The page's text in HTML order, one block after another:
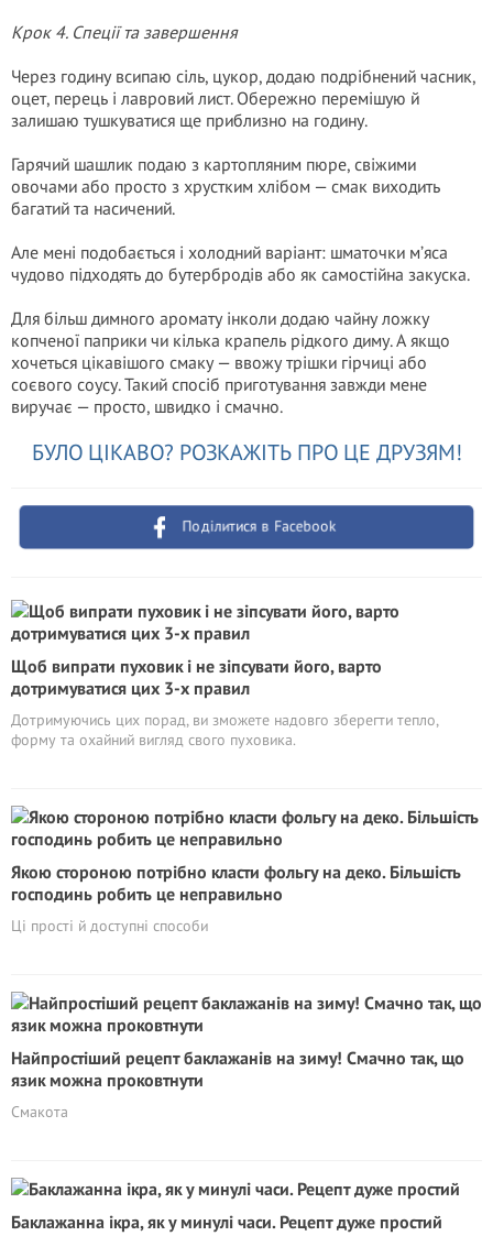
Крок 4. Спеції та завершення
Через годину всипаю сіль, цукор, додаю подрібнений часник,
оцет, перець і лавровий лист. Обережно перемішую й
залишаю тушкуватися ще приблизно на годину.
Гарячий шашлик подаю з картопляним пюре, свіжими
овочами або просто з хрустким хлібом — смак виходить
багатий та насичений.
Але мені подобається і холодний варіант: шматочки м’яса
чудово підходять до бутербродів або як самостійна закуска.
Для більш димного аромату інколи додаю чайну ложку
копченої паприки чи кілька крапель рідкого диму. А якщо
хочеться цікавішого смаку — ввожу трішки гірчиці або
соєвого соусу. Такий спосіб приготування завжди мене
виручає — просто, швидко і смачно.
БУЛО ЦІКАВО? РОЗКАЖІТЬ ПРО ЦЕ ДРУЗЯМ!
Поділитися в Facebook
Щоб випрати пуховик і не зіпсувати його, варто
дотримуватися цих 3-х правил
Дотримуючись цих порад, ви зможете надовго зберегти тепло,
форму та охайний вигляд свого пуховика.
Якою стороною потрібно класти фольгу на деко. Більшість
господинь робить це неправильно
Ці прості й доступні способи
Найпростіший рецепт баклажанів на зиму! Смачно так, що
язик можна проковтнути
Смакота
Баклажанна ікра, як у минулі часи. Рецепт дуже простий